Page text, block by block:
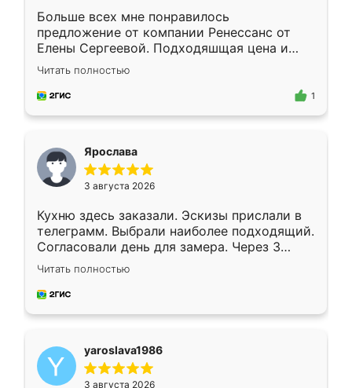
Больше всех мне понравилось
предложение от компании Ренессанс от
Елены Сергеевой. Подходяшщая цена и
короткие сроки изготовления. Приехавший
для замера сотрудник Владислав
предложил по моему эскизу самый
Читать полностью
1
Ярослава
3 августа 2026
Кухню здесь заказали. Эскизы прислали в
телеграмм. Выбрали наиболее подходящий.
Согласовали день для замера. Через 3
недели кухня была уже готова. Остались
довольны работой. Спасибо Ренессанс
мебель за качественную работу!
Читать полностью
yaroslava1986
3 августа 2026